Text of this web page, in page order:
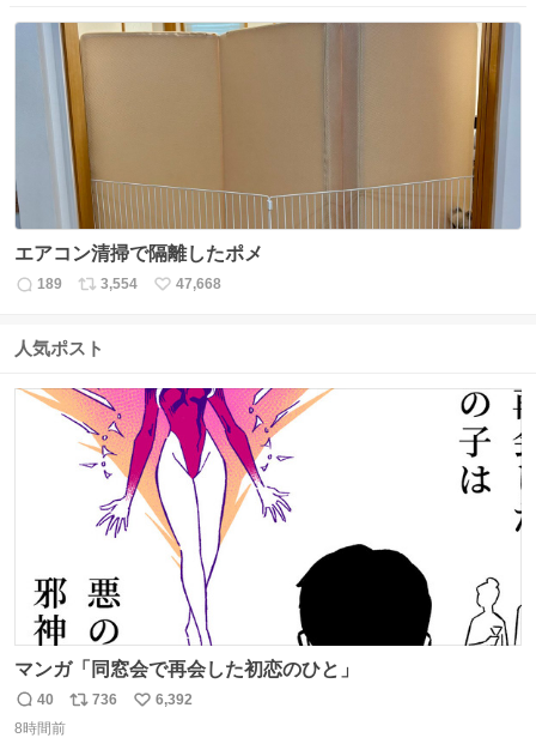
ス
ト
数
ね
エアコン清掃で隔離したポメ
返
数
189
リ
ス
数
3,554
い
47,668
人気ポスト
マンガ「同窓会で再会した初恋のひと」
返
信
40
リ
736
い
6,392
8時間前